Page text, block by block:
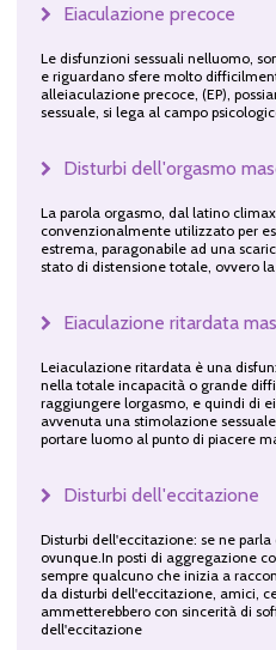
Eiaculazione precoce
Le disfunzioni sessuali nelluomo,
e riguardano sfere molto
alleiaculazione precoce, (EP),
sessuale, si lega al campo
Disturbi dell'orgasmo
La parola orgasmo, dal latino
convenzionalmente utilizzato per
estrema, paragonabile ad una
stato di distensione totale, ovvero
Eiaculazione ritardata
Leiaculazione ritardata è una
nella totale incapacità o grande
raggiungere lorgasmo, e quindi di
avvenuta una stimolazione
portare luomo al punto di piacere
Disturbi dell'eccitazione
Disturbi dell'eccitazione: se ne parla
ovunque.In posti di aggregazione
sempre qualcuno che inizia a
da disturbi dell'eccitazione, amici,
ammetterebbero con sincerità di
dell'eccitazione